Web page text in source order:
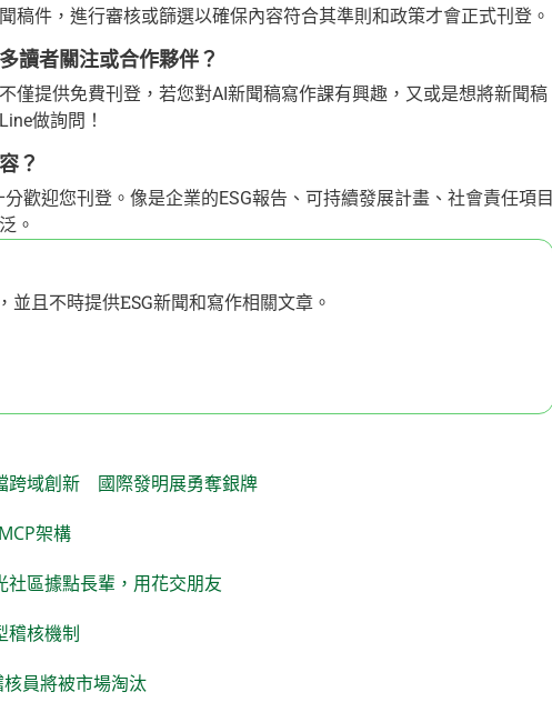
稿件，進行審核或篩選以確保內容符合其準則和政策才會正式刊登。
讀者關注或合作夥伴？
僅提供免費刊登，若您對AI新聞稿寫作課有興趣，又或是想將新聞稿
做詢問！
？
歡迎您刊登。像是企業的ESG報告、可持續發展計畫、社會責任項目
。
並且不時提供ESG新聞和寫作相關文章。
跨域創新 國際發明展勇奪銀牌
架構
區據點長輩，用花交朋友
稽核機制
員將被市場淘汰